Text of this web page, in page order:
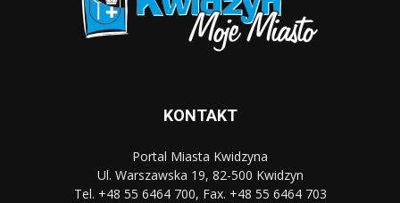
KONTAKT
Portal Miasta Kwidzyna
Ul. Warszawska 19, 82-500 Kwidzyn
Tel. +48 55 6464 700, Fax. +48 55 6464 703